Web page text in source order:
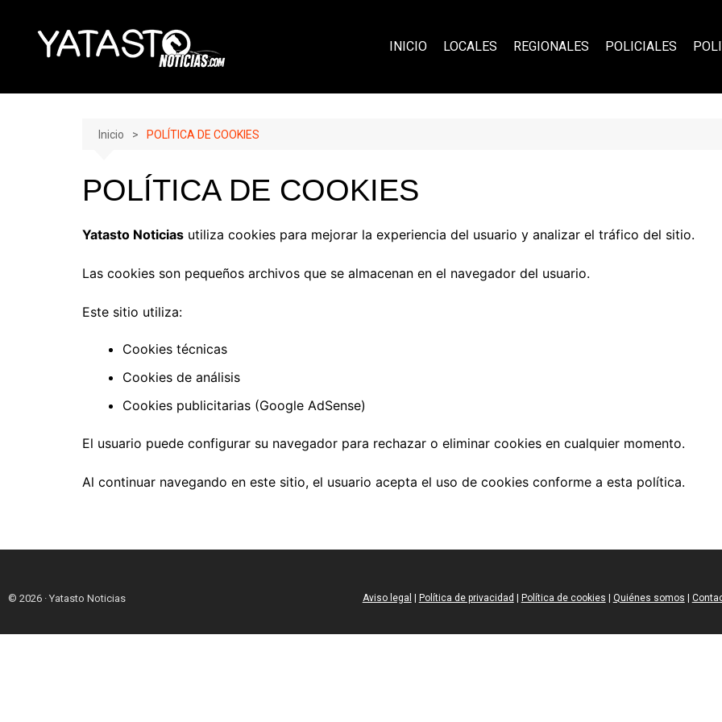
INICIO LOCALES REGIONALES POLICIALES
Inicio POLÍTICA DE COOKIES
POLÍTICA DE COOKIES
Yatasto Noticias utiliza cookies para mejorar la experiencia del usuario y analizar el tráfico del sitio.
Las cookies son pequeños archivos que se almacenan en el navegador del usuario.
Este sitio utiliza:
Cookies técnicas
Cookies de análisis
Cookies publicitarias (Google AdSense)
El usuario puede configurar su navegador para rechazar o eliminar cookies en cualquier momento.
Al continuar navegando en este sitio, el usuario acepta el uso de cookies conforme a esta política.
© 2026 · Yatasto Noticias Aviso legal | Política de privacidad | Política de cookies | Quiénes somos |